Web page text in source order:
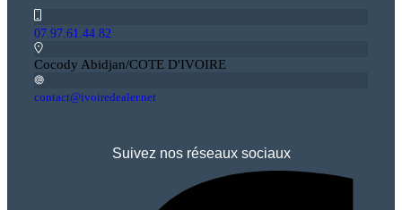
07.97.61.44.82
Cocody Abidjan/COTE D'IVOIRE
contact@ivoiredealer.net
Suivez nos réseaux sociaux